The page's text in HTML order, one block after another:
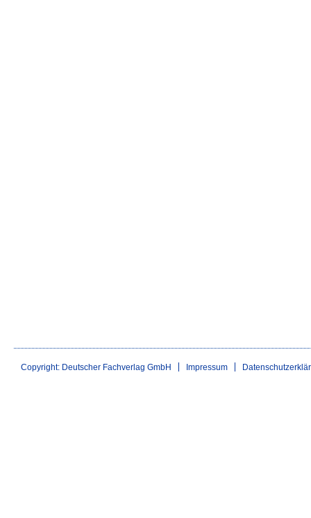
Copyright: Deutscher Fachverlag GmbH Impressum